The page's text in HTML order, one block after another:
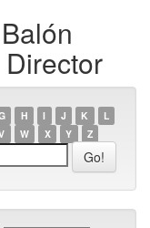
H I J K
L
W X Y Z